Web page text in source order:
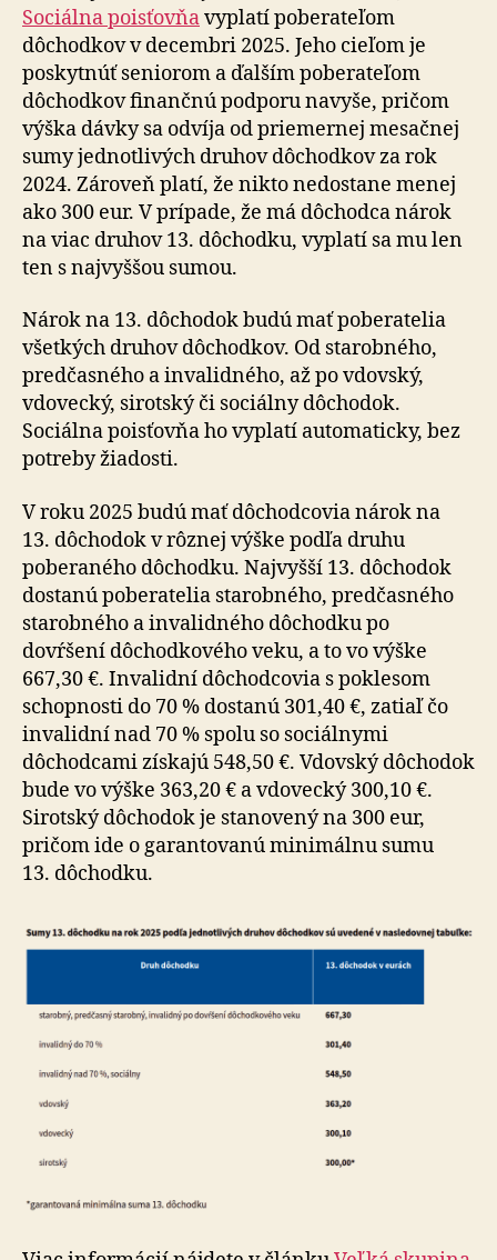
Sociálna poisťovňavyplatí poberateľom
dôchodkov v decembri 2025. Jeho cieľom je
poskytnúť seniorom a ďalším poberateľom
dôchodkov finančnú podporu navyše, pričom
výška dávky sa odvíja od priemernej mesačnej
sumy jednotlivých druhov dôchodkov za rok
2024. Zároveň platí, že nikto nedostane menej
ako 300 eur. V prípade, že má dôchodca nárok
na viac druhov 13. dôchodku, vyplatí sa mu len
ten s najvyššou sumou.
Nárok na 13. dôchodok budú mať poberatelia
všetkých druhov dôchodkov. Od starobného,
predčasného a in­va­lid­né­ho, až po vdovský,
vdovecký, sirotský či sociálny dôchodok.
Sociálna poisťovňa ho vyplatí automaticky, bez
potreby žiadosti.
V roku 2025 budú mať dôchodcovia nárok na
13. dô­cho­dok v rôznej výške podľa druhu
poberaného dôchodku. Najvyšší 13. dôchodok
dostanú poberatelia starobného, predčasného
starobného a invalidného dôchodku po
dovŕšení dôchodkového veku, a to vo výške
667,30 €. Invalidní dôchodcovia s poklesom
schopnosti do 70 % dostanú 301,40 €, zatiaľ čo
invalidní nad 70 % spolu so sociálnymi
dôchodcami získajú 548,50 €. Vdovský dô­cho­dok
bude vo výške 363,20 € a vdovecký 300,10 €.
Sirotský dôchodok je stanovený na 300 eur,
pričom ide o ga­ran­to­va­nú minimálnu sumu
13. dôchodku.